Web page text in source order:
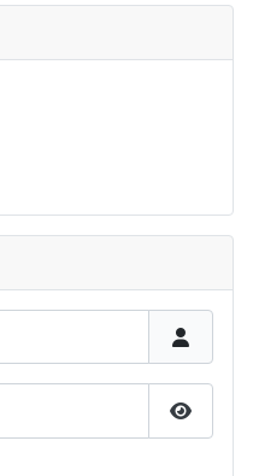
Show